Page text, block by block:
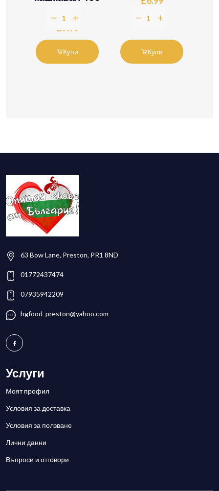
£7.99
Купи Купи
63 Bow Lane, Preston, PR1 8ND
01772437474
07935942209
bgfood_preston@yahoo.com
Услуги
Моят профил
Условия за доставка
Условия за ползване
Лични данни
Въпроси и отговори